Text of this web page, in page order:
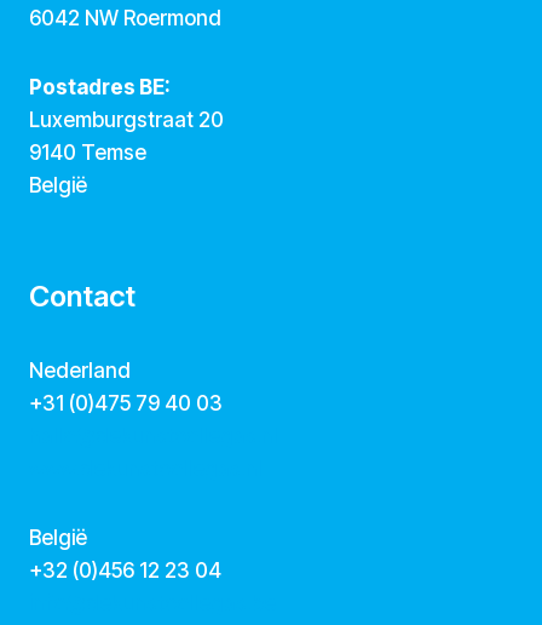
6042 NW Roermond
Postadres BE:
Luxemburgstraat 20
9140 Temse
België
Contact
Nederland
+31 (0)475 79 40 03
België
‭+32 (0)456 12 23 04‬